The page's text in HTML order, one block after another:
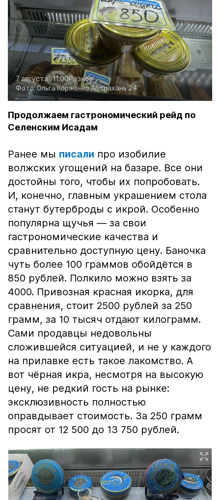
7 августа , 11:00Разное
Фото:Ольга КорженкоАстрахань 24
Продолжаем гастрономический рейд по
Селенским Исадам
Ранее мы писали про изобилие
волжских угощений на базаре. Все они
достойны того, чтобы их попробовать.
И, конечно, главным украшением стола
станут бутерброды с икрой. Особенно
популярна щучья — за свои
гастрономические качества и
сравнительно доступную цену. Баночка
чуть более 100 граммов обойдётся в
850 рублей. Полкило можно взять за
4000. Привозная красная икорка, для
сравнения, стоит 2500 рублей за 250
грамм, за 10 тысяч отдают килограмм.
Сами продавцы недовольны
сложившейся ситуацией, и не у каждого
на прилавке есть такое лакомство. А
вот чёрная икра, несмотря на высокую
цену, не редкий гость на рынке:
эксклюзивность полностью
оправдывает стоимость. За 250 грамм
просят от 12 500 до 13 750 рублей.